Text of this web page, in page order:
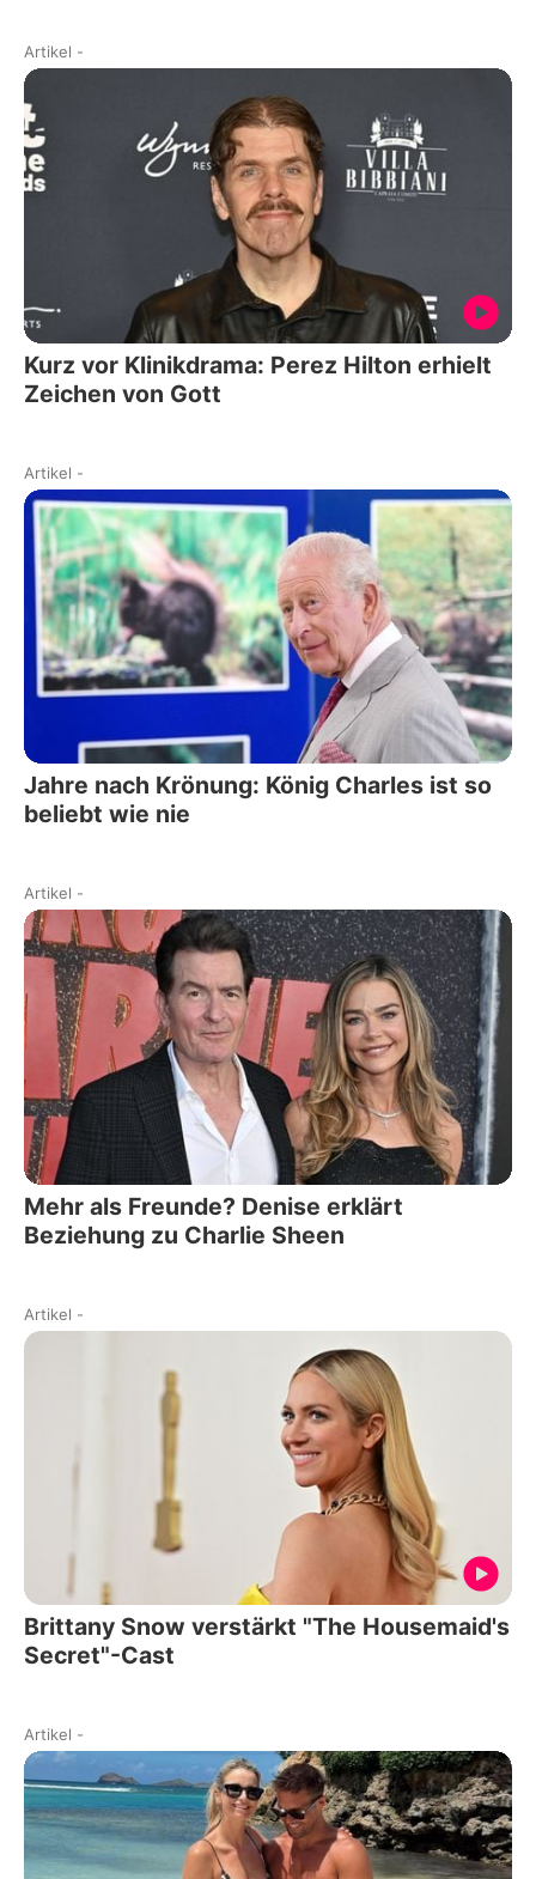
Artikel -
Kurz vor Klinikdrama: Perez Hilton erhielt
Zeichen von Gott
Artikel -
Jahre nach Krönung: König Charles ist so
beliebt wie nie
Artikel -
Mehr als Freunde? Denise erklärt
Beziehung zu Charlie Sheen
Artikel -
Brittany Snow verstärkt "The Housemaid's
Secret"-Cast
Artikel -